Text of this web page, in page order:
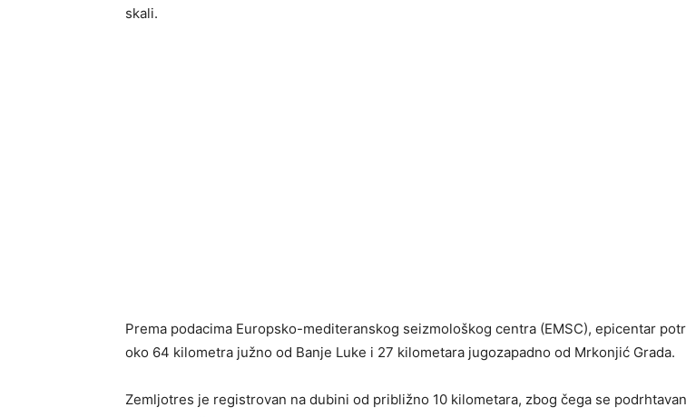
skali.
Prema podacima Europsko-mediteranskog seizmološkog centra (EMSC), epicentar
oko 64 kilometra južno od Banje Luke i 27 kilometara jugozapadno od Mrkonjić Grada.
Zemljotres je registrovan na dubini od približno 10 kilometara, zbog čega se